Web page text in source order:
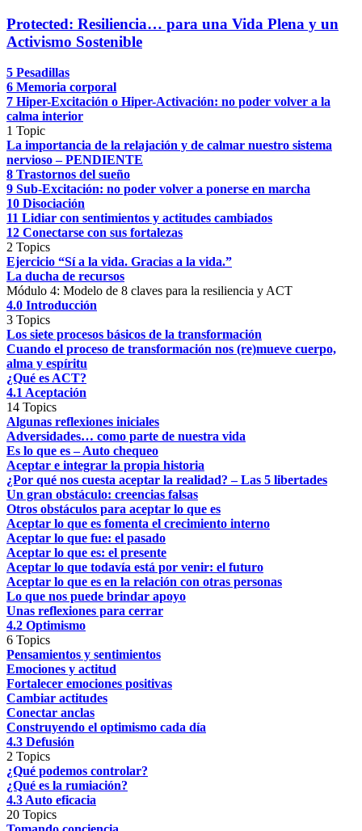
Protected: Resiliencia… para una Vida Plena y un
Activismo Sostenible
5 Pesadillas
6 Memoria corporal
7 Hiper-Excitación o Hiper-Activación: no poder volver a la
calma interior
1 Topic
La importancia de la relajación y de calmar nuestro sistema
nervioso – PENDIENTE
8 Trastornos del sueño
9 Sub-Excitación: no poder volver a ponerse en marcha
10 Disociación
11 Lidiar con sentimientos y actitudes cambiados
12 Conectarse con sus fortalezas
2 Topics
Ejercicio “Sí a la vida. Gracias a la vida.”
La ducha de recursos
Módulo 4: Modelo de 8 claves para la resiliencia y ACT
4.0 Introducción
3 Topics
Los siete procesos básicos de la transformación
Cuando el proceso de transformación nos (re)mueve cuerpo,
alma y espíritu
¿Qué es ACT?
4.1 Aceptación
14 Topics
Algunas reflexiones iniciales
Adversidades… como parte de nuestra vida
Es lo que es – Auto chequeo
Aceptar e integrar la propia historia
¿Por qué nos cuesta aceptar la realidad? – Las 5 libertades
Un gran obstáculo: creencias falsas
Otros obstáculos para aceptar lo que es
Aceptar lo que es fomenta el crecimiento interno
Aceptar lo que fue: el pasado
Aceptar lo que es: el presente
Aceptar lo que todavía está por venir: el futuro
Aceptar lo que es en la relación con otras personas
Lo que nos puede brindar apoyo
Unas reflexiones para cerrar
4.2 Optimismo
6 Topics
Pensamientos y sentimientos
Emociones y actitud
Fortalecer emociones positivas
Cambiar actitudes
Conectar anclas
Construyendo el optimismo cada día
4.3 Defusión
2 Topics
¿Qué podemos controlar?
¿Qué es la rumiación?
4.3 Auto eficacia
20 Topics